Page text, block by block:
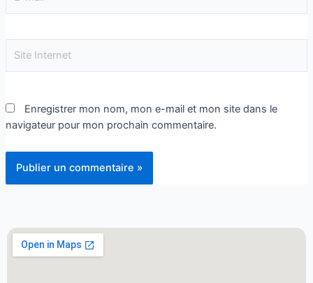
Enregistrer mon nom, mon e-mail et mon site dans le
navigateur pour mon prochain commentaire.